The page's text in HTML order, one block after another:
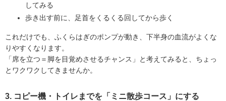
してみる
歩き出す前に、足首をくるくる回してから歩く
これだけでも、ふくらはぎのポンプが動き、下半身の血流がよくな
りやすくなります。
「席を立つ＝脚を目覚めさせるチャンス」と考えてみると、ちょっ
とワクワクしてきませんか。
3. コピー機・トイレまでを「ミニ散歩コース」にする